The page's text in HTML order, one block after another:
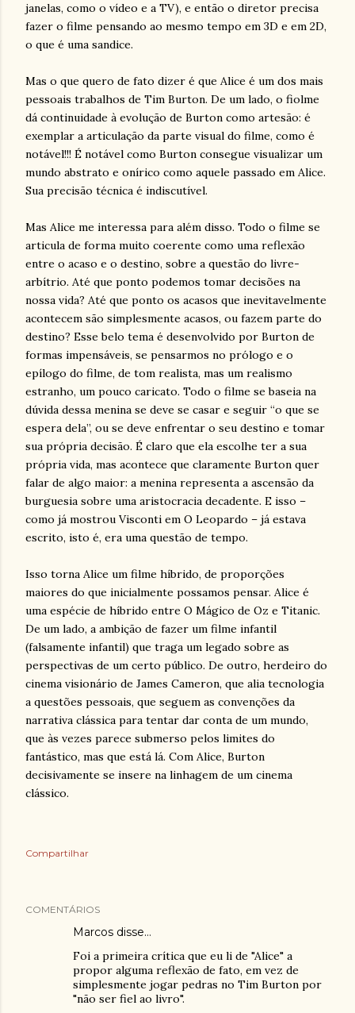
janelas, como o vídeo e a TV), e então o diretor precisa
fazer o filme pensando ao mesmo tempo em 3D e em 2D,
o que é uma sandice.
Mas o que quero de fato dizer é que Alice é um dos mais
pessoais trabalhos de Tim Burton. De um lado, o fiolme
dá continuidade à evolução de Burton como artesão: é
exemplar a articulação da parte visual do filme, como é
notável!!! É notável como Burton consegue visualizar um
mundo abstrato e onírico como aquele passado em Alice.
Sua precisão técnica é indiscutível.
Mas Alice me interessa para além disso. Todo o filme se
articula de forma muito coerente como uma reflexão
entre o acaso e o destino, sobre a questão do livre-
arbítrio. Até que ponto podemos tomar decisões na
nossa vida? Até que ponto os acasos que inevitavelmente
acontecem são simplesmente acasos, ou fazem parte do
destino? Esse belo tema é desenvolvido por Burton de
formas impensáveis, se pensarmos no prólogo e o
epílogo do filme, de tom realista, mas um realismo
estranho, um pouco caricato. Todo o filme se baseia na
dúvida dessa menina se deve se casar e seguir “o que se
espera dela”, ou se deve enfrentar o seu destino e tomar
sua própria decisão. É claro que ela escolhe ter a sua
própria vida, mas acontece que claramente Burton quer
falar de algo maior: a menina representa a ascensão da
burguesia sobre uma aristocracia decadente. E isso –
como já mostrou Visconti em O Leopardo – já estava
escrito, isto é, era uma questão de tempo.
Isso torna Alice um filme híbrido, de proporções
maiores do que inicialmente possamos pensar. Alice é
uma espécie de híbrido entre O Mágico de Oz e Titanic.
De um lado, a ambição de fazer um filme infantil
(falsamente infantil) que traga um legado sobre as
perspectivas de um certo público. De outro, herdeiro do
cinema visionário de James Cameron, que alia tecnologia
a questões pessoais, que seguem as convenções da
narrativa clássica para tentar dar conta de um mundo,
que às vezes parece submerso pelos limites do
fantástico, mas que está lá. Com Alice, Burton
decisivamente se insere na linhagem de um cinema
clássico.
Compartilhar
COMENTÁRIOS
Marcos disse…
Foi a primeira crítica que eu li de "Alice" a
propor alguma reflexão de fato, em vez de
simplesmente jogar pedras no Tim Burton por
"não ser fiel ao livro".